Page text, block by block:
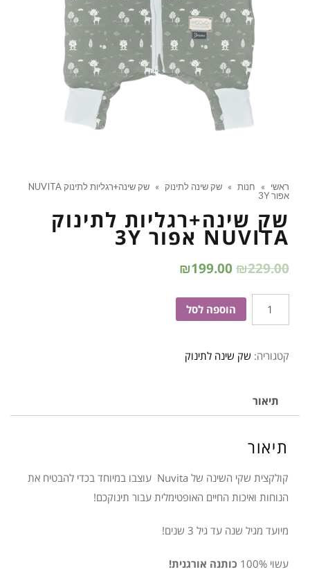
ראשי » חנות » שק שינה לתינוק »
שק שינה+רגליות לתינוק NUVITA
אפור 3Y
שק שינה+רגליות לתינוק
NUVITA אפור 3Y
₪229.00
₪199.00
כמות
של
שינה+רגליות
NUVITA
אפור
הוספה לסל
קטגוריה: שק שינה לתינוק
תיאור
תיאור
קולקצית שקי השינה של Nuvita עוצבו במיוחד בכדי להבטיח את
הנוחות ואיכות החיים האופטימלית עבור תינוקכם!
מיועד מגיל שנה עד גיל 3 שנים!
עשוי 100% כותנה אורגנית!